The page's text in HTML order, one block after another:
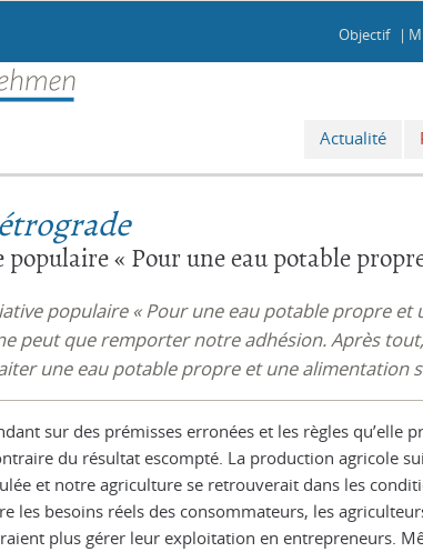
au
Objectif
Aller
Actualité
« Pour une eau potable
populaire « Pour une eau potable propre et
peut que remporter notre adhésion. Après
une eau potable propre et une alimentation
sur des prémisses erronées et les règles qu’elle
du résultat escompté. La production agricole
et notre agriculture se retrouverait dans les
les besoins réels des consommateurs, les
plus gérer leur exploitation en entrepreneurs.